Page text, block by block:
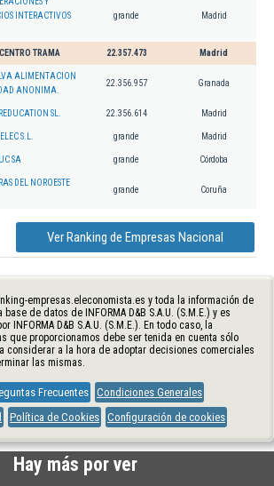
INTERACTIVOS
grande Madrid
TRAMA 22.357.473 Madrid
ALIMENTACION
ANONIMA.
22.356.957 Granada
SL. 22.356.614 Madrid
S.L. grande Madrid
SA grande Córdoba
DEL NOROESTE
grande Coruña
Ver Ranking de Empresas Nacional
empresas.eleconomista.es y toda la información de
de datos de INFORMA D&B S.A.U. (S.M.E.) y es
INFORMA D&B S.A.U. (S.M.E.). En todo caso, la
que proporcionamos debe ser tenida en cuenta sólo
considerar a la hora de adoptar decisiones comerciales
las mismas.
Frecuentes
Condiciones Generales
Política de Cookies Configuración de cookies
Hay más por ver